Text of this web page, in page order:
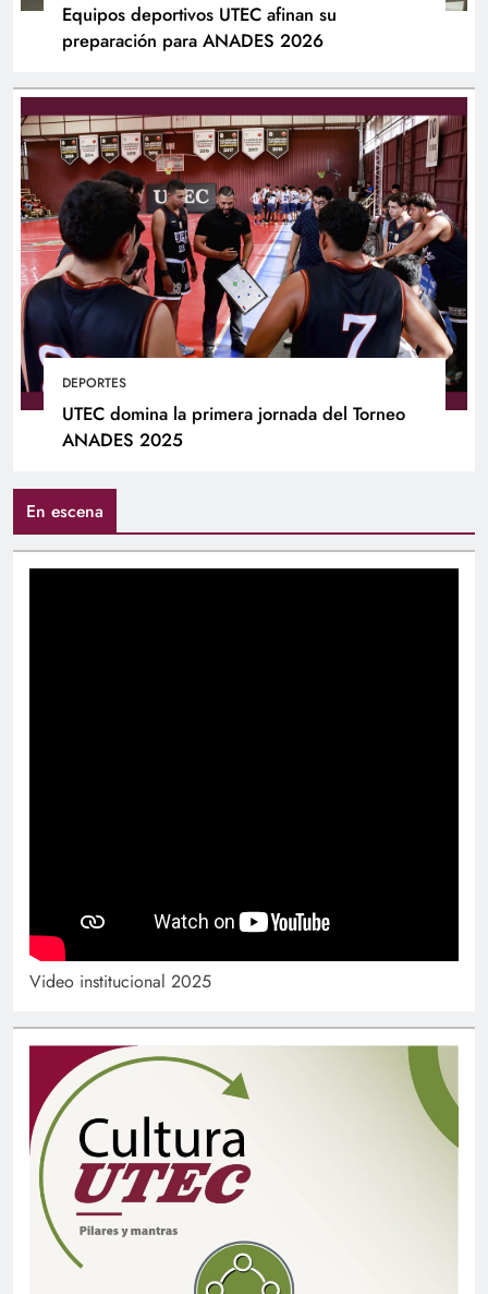
Equipos deportivos UTEC afinan su
preparación para ANADES 2026
DEPORTES
UTEC domina la primera jornada del Torneo
ANADES 2025
En escena
Video institucional 2025